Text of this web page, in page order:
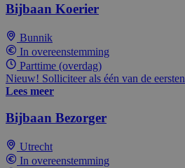
Bijbaan Koerier
Bunnik
In overeenstemming
Parttime (overdag)
Nieuw! Solliciteer als één van de eersten
Lees meer
Bijbaan Bezorger
Utrecht
In overeenstemming